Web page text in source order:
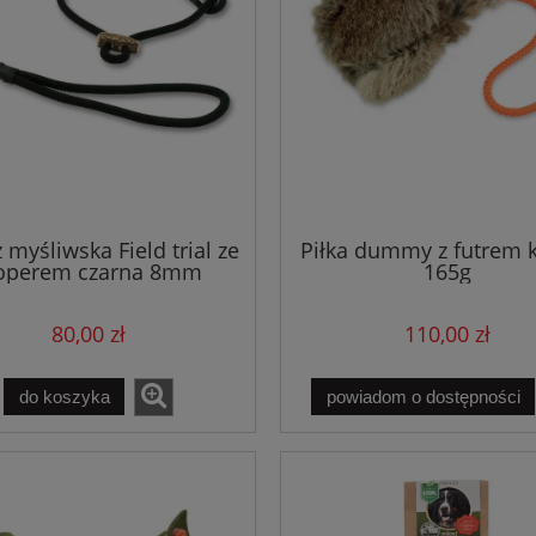
212 Field Trial
do koszyka
Kamizelka treningowa Trainer
do koszyka
myśliwska Field trial ze
czarna 8mm
80,00 zł
do koszyka
Piłka dummy z futrem
165g
110,00 zł
powiadom o dostępności